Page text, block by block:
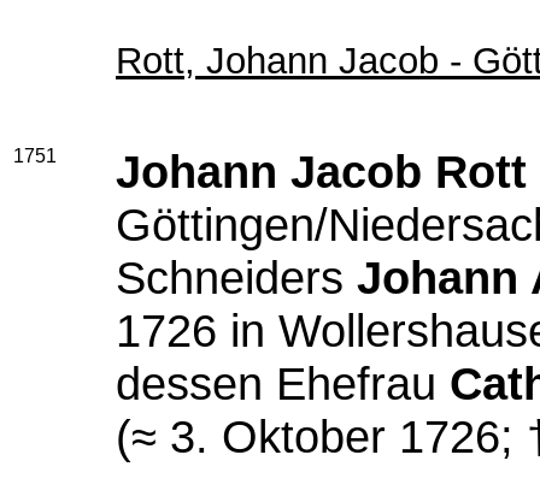
Rott, Johann Jacob -
1751 Johann Jacob Rott
Göttingen/
Schneiders Johann
1726 in
dessen Ehefrau
(≈ 3. Oktober 1726;